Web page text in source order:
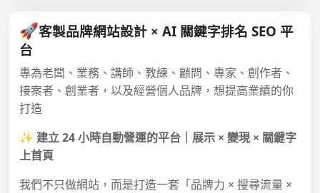
🚀客製品牌網站設計 × AI 關鍵字排名 SEO 平
台
專為老闆、業務、講師、教練、顧問、專家、創作者、
接案者、創業者，以及經營個人品牌，想提高業績的你
打造
✨ 建立 24 小時自動營運的平台｜展示 × 變現 × 關鍵字
上首頁
我們不只做網站，而是打造一套「品牌力 × 搜尋流量 ×